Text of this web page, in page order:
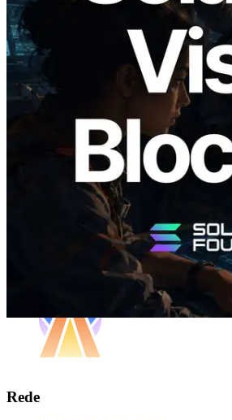
Validators Solutions lança
Analyzer — Visualizando
produção de bloco por slot
responsável
Rede